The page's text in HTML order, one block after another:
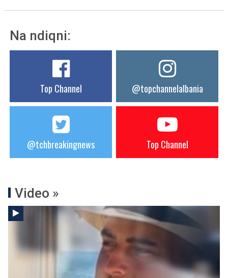
Na ndiqni:
Top Channel @topchannelalbania
@tchbreakingnews Top Channel
Video »